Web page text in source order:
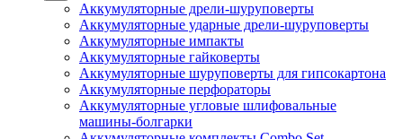
Аккумуляторные дрели-шуруповерты
Аккумуляторные ударные дрели-шуруповерты
Аккумуляторные импакты
Аккумуляторные гайковерты
Аккумуляторные шуруповерты для гипсокартона
Аккумуляторные перфораторы
Аккумуляторные угловые шлифовальные
машины-болгарки